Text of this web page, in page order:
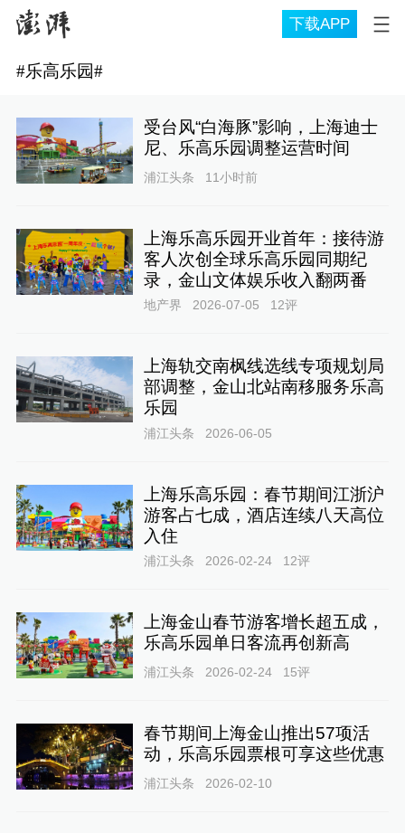
下载APP
#乐高乐园#
受台风“白海豚”影响，上海迪士
尼、乐高乐园调整运营时间
浦江头条 11小时前
上海乐高乐园开业首年：接待游
客人次创全球乐高乐园同期纪
录，金山文体娱乐收入翻两番
地产界 2026-07-05 12评
上海轨交南枫线选线专项规划局
部调整，金山北站南移服务乐高
乐园
浦江头条 2026-06-05
上海乐高乐园：春节期间江浙沪
游客占七成，酒店连续八天高位
入住
浦江头条 2026-02-24 12评
上海金山春节游客增长超五成，
乐高乐园单日客流再创新高
浦江头条 2026-02-24 15评
春节期间上海金山推出57项活
动，乐高乐园票根可享这些优惠
浦江头条 2026-02-10